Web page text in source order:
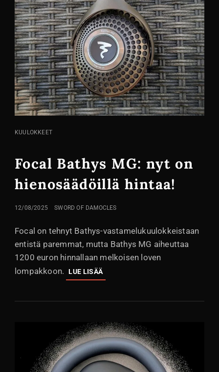
KISSA
KUULOKKEET
Focal Bathys MG: nyt on
hienosäädöillä hintaa!
LÄHETETTY
12/08/2025 SWORD OF DAMOCLES
Focal on tehnyt Bathys-vastamelukuulokkeistaan
entistä paremmat, mutta Bathys MG aiheuttaa
1200 euron hinnallaan melkoisen loven
lompakkoon.
LUE LISÄÄFOCAL
BATHYS
NYT
HIENOSÄÄDÖILLÄ
HINTAA!